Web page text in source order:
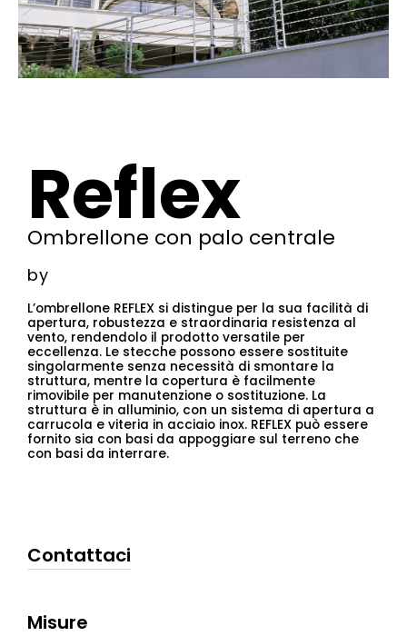
Reflex
Ombrellone con palo centrale
by
L’ombrellone REFLEX si distingue per la sua facilità di
apertura, robustezza e straordinaria resistenza al
vento, rendendolo il prodotto versatile per
eccellenza. Le stecche possono essere sostituite
singolarmente senza necessità di smontare la
struttura, mentre la copertura è facilmente
rimovibile per manutenzione o sostituzione. La
struttura è in alluminio, con un sistema di apertura a
carrucola e viteria in acciaio inox. REFLEX può essere
fornito sia con basi da appoggiare sul terreno che
con basi da interrare.
Contattaci
Misure